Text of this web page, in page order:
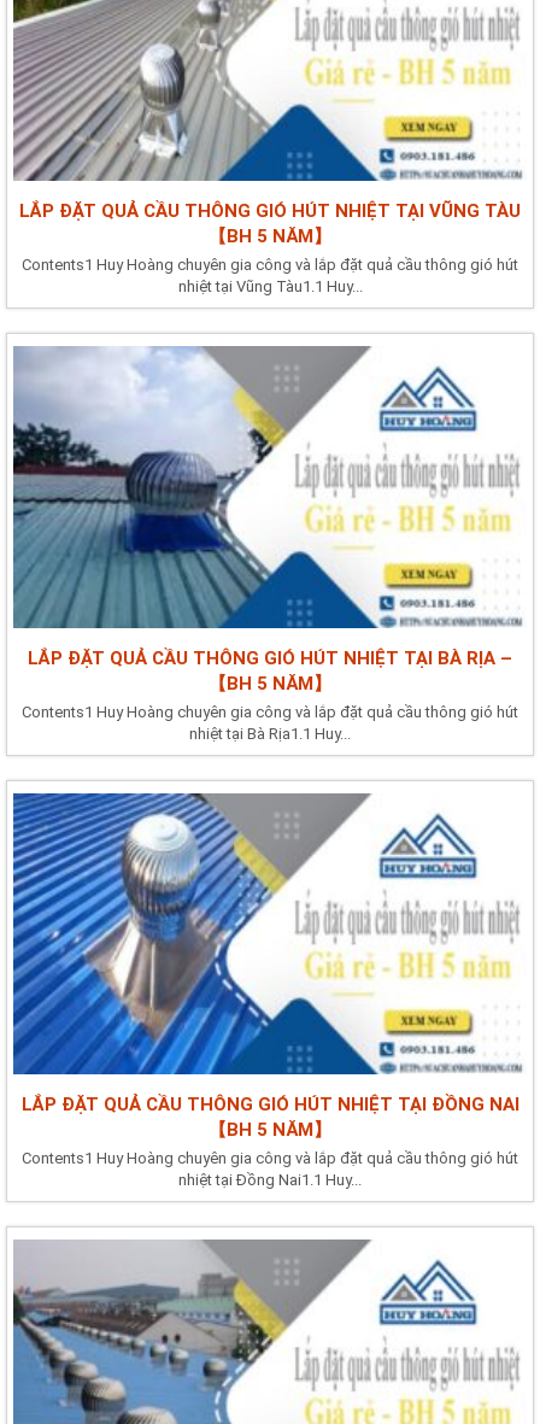
LẮP ĐẶT QUẢ CẦU THÔNG GIÓ HÚT NHIỆT TẠI VŨNG TÀU
【BH 5 NĂM】
Contents1 Huy Hoàng chuyên gia công và lắp đặt quả cầu thông gió hút
nhiệt tại Vũng Tàu1.1 Huy...
LẮP ĐẶT QUẢ CẦU THÔNG GIÓ HÚT NHIỆT TẠI BÀ RỊA –
【BH 5 NĂM】
Contents1 Huy Hoàng chuyên gia công và lắp đặt quả cầu thông gió hút
nhiệt tại Bà Rịa1.1 Huy...
LẮP ĐẶT QUẢ CẦU THÔNG GIÓ HÚT NHIỆT TẠI ĐỒNG NAI
【BH 5 NĂM】
Contents1 Huy Hoàng chuyên gia công và lắp đặt quả cầu thông gió hút
nhiệt tại Đồng Nai1.1 Huy...